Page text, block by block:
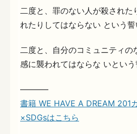
二度と、罪のない人が殺された
れたりしてはならない という誓
二度と、自分のコミュニティの
感に襲われてはならな いという
———–
書籍 WE HAVE A DREAM 201
×SDGsはこちら